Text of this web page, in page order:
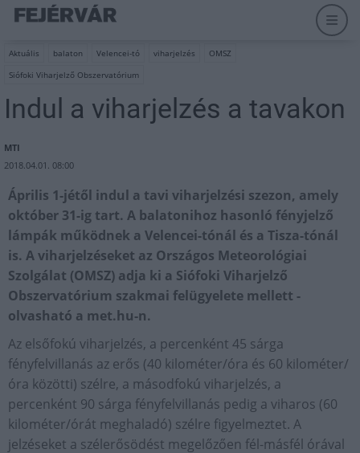
Aktuális balaton Velencei-tó viharjelzés
OMSZ
Siófoki Viharjelző Obszervatórium
Indul a viharjelzés a tavakon
MTI
2018.04.01. 08:00
Április 1-jétől indul a tavi viharjelzési szezon, amely
október 31-ig tart. A balatonihoz hasonló fényjelző
lámpák működnek a Velencei-tónál és a Tisza-tónál
is. A viharjelzéseket az Országos Meteorológiai
Szolgálat (OMSZ) adja ki a Siófoki Viharjelző
Obszervatórium szakmai felügyelete mellett -
olvasható a met.hu-n.
Az elsőfokú viharjelzés, a percenként 45 sárga
fényfelvillanás az erős (40 kilométer/óra és 60 kilométer/
óra közötti) szélre, a másodfokú viharjelzés, a
percenként 90 sárga fényfelvillanás pedig a viharos (60
kilométer/órát meghaladó) szélre figyelmeztet. A
jelzéseket a szélerősödést megelőzően fél-másfél órával